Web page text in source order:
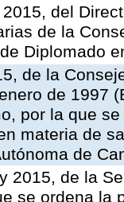
del
de la
Diplomado
de la
de 1997
por la que
materia de
de
2015, de la
se ordena la